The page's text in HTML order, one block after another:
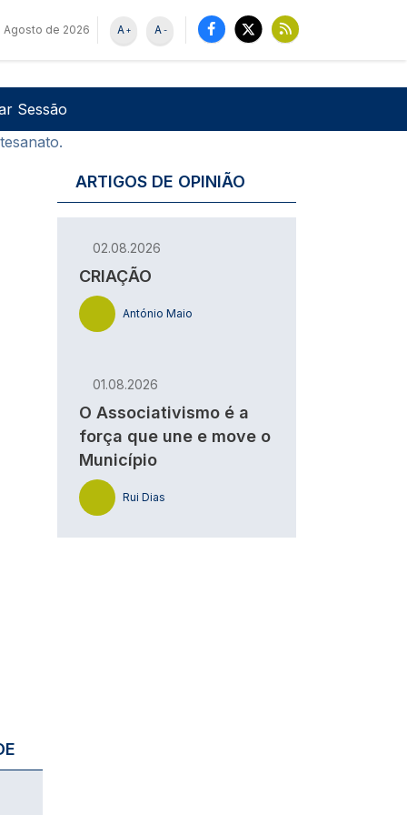
Agosto de 2026 -
A
+
A
de utilizador
Sessão
ARTIGOS DE OPINIÃO
02.08.2026
CRIAÇÃO
António Maio
01.08.2026
O Associativismo é a
força que une e move o
Município
Rui Dias